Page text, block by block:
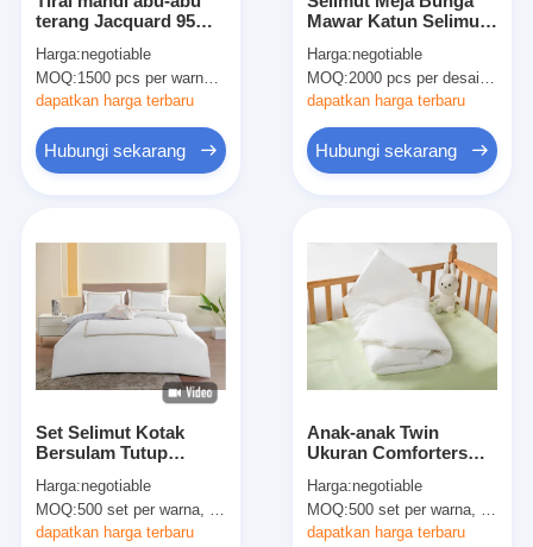
Tur Pabrik
Kontrol Kualitas
Hubungi Kami
Kasus-kasus
Minta Kutipan
Set Penghibur
Set Penutup Selimut
terang Jacquard 95%
daur ulang
Harga:negotiable
MOQ:1500 pcs per warna, bisa dinegosiasikan
dapatkan harga terbaru
Hubungi sekarang
Mawar Katun Selimut
Rumah 60x90 60x120
Harga:negotiable
MOQ:2000 pcs per desain, bisa dinegosiasikan
dapatkan harga terbaru
Hubungi sekarang
Set Selimut Kotak
Bersulam Tutup
Putih
Harga:negotiable
MOQ:500 set per warna, bisa dinegosiasikan
dapatkan harga terbaru
Anak-anak Twin
Ukuran Comforters
Anak-anak Tempat
Tidur Twin
Harga:negotiable
MOQ:500 set per warna, bisa dinegosiasikan
dapatkan harga terbaru